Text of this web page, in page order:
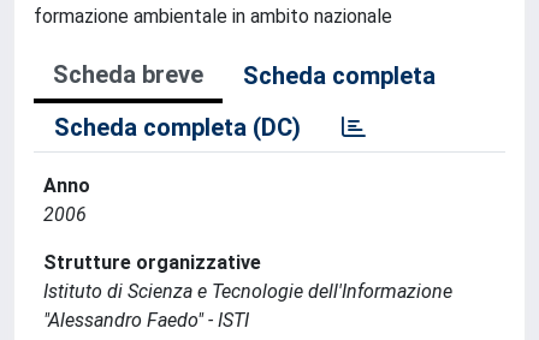
formazione ambientale in ambito nazionale
Scheda breve
Scheda completa
Scheda completa (DC)
Anno
2006
Strutture organizzative
Istituto di Scienza e Tecnologie dell'Informazione
"Alessandro Faedo" - ISTI